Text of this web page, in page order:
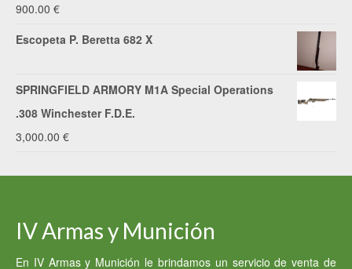
900.00 €
Escopeta P. Beretta 682 X
SPRINGFIELD ARMORY M1A Special Operations
.308 Winchester F.D.E.
3,000.00 €
IV Armas y Munición
En IV Armas y Munición le brindamos un servicio de venta de